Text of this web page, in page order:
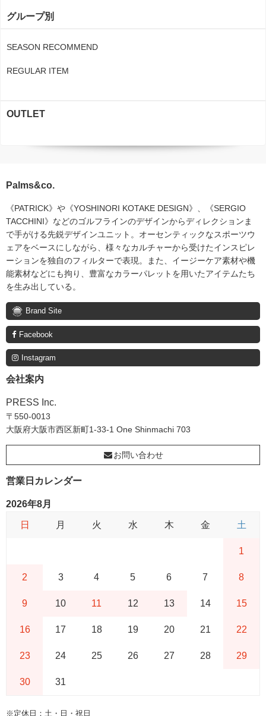
グループ別
SEASON RECOMMEND
REGULAR ITEM
OUTLET
Palms&co.
《PATRICK》や《YOSHINORI KOTAKE DESIGN》、《SERGIO
TACCHINI》などのゴルフラインのデザインからディレクションま
で手がける先鋭デザインユニット。オーセンティックなスポーツウ
ェアをベースにしながら、様々なカルチャーから受けたインスピレ
ーションを独自のフィルターで表現。また、イージーケア素材や機
能素材などにも拘り、豊富なカラーパレットを用いたアイテムたち
を生み出している。
Brand Site
Facebook
Instagram
会社案内
PRESS Inc.
〒550-0013
大阪府大阪市西区新町1-33-1 One Shinmachi 703
お問い合わせ
営業日カレンダー
2026年8月
日 月 火 水 木 金 土
1
2 3 4 5 6 7 8
9 10 11 12 13 14 15
16 17 18 19 20 21 22
23 24 25 26 27 28 29
30 31
※定休日：土・日・祝日